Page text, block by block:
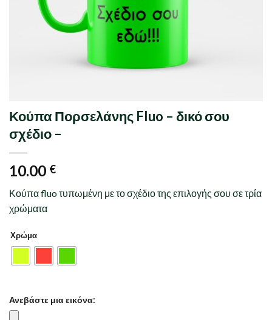
Κούπα Πορσελάνης Fluo – δικό σου
σχέδιο –
10.00 €
Κούπα fluo τυπωμένη με το σχέδιο της επιλογής σου σε τρία
χρώματα
Χρώμα
Ανεβάστε μια εικόνα: